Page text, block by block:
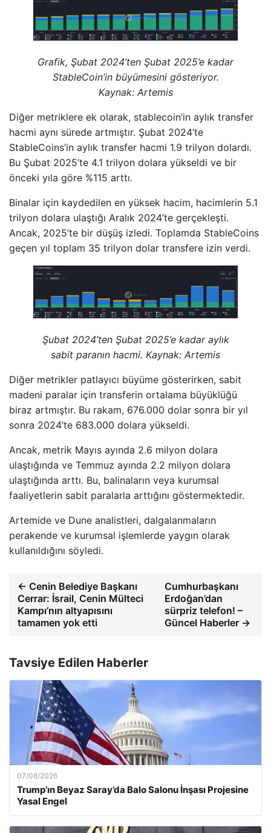
Grafik, Şubat 2024’ten Şubat 2025’e kadar
StableCoin’in büyümesini gösteriyor.
Kaynak: Artemis
Diğer metriklere ek olarak, stablecoin’in aylık transfer
hacmi aynı sürede artmıştır. Şubat 2024’te
StableCoins’in aylık transfer hacmi 1.9 trilyon dolardı.
Bu Şubat 2025’te 4.1 trilyon dolara yükseldi ve bir
önceki yıla göre %115 arttı.
Binalar için kaydedilen en yüksek hacim, hacimlerin 5.1
trilyon dolara ulaştığı Aralık 2024’te gerçekleşti.
Ancak, 2025’te bir düşüş izledi. Toplamda StableCoins
geçen yıl toplam 35 trilyon dolar transfere izin verdi.
Şubat 2024’ten Şubat 2025’e kadar aylık
sabit paranın hacmi. Kaynak: Artemis
Diğer metrikler patlayıcı büyüme gösterirken, sabit
madeni paralar için transferin ortalama büyüklüğü
biraz artmıştır. Bu rakam, 676.000 dolar sonra bir yıl
sonra 2024’te 683.000 dolara yükseldi.
Ancak, metrik Mayıs ayında 2.6 milyon dolara
ulaştığında ve Temmuz ayında 2.2 milyon dolara
ulaştığında arttı. Bu, balinaların veya kurumsal
faaliyetlerin sabit paralarla arttığını göstermektedir.
Artemide ve Dune analistleri, dalgalanmaların
perakende ve kurumsal işlemlerde yaygın olarak
kullanıldığını söyledi.
← Cenin Belediye Başkanı
Cerrar: İsrail, Cenin Mülteci
Kampı’nın altyapısını
tamamen yok etti
Cumhurbaşkanı
Erdoğan’dan
sürpriz telefon! –
Güncel Haberler →
Tavsiye Edilen Haberler
07/08/2026
Trump’ın Beyaz Saray’da Balo Salonu İnşası Projesine
Yasal Engel